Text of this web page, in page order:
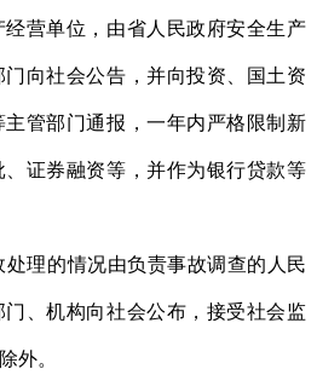
营单位，由省人民政府安全生产
向社会公告，并向投资、国土资
管部门通报，一年内严格限制新
证券融资等，并作为银行贷款等
情况由负责事故调查的人民
、机构向社会公布，接受社会监
外。